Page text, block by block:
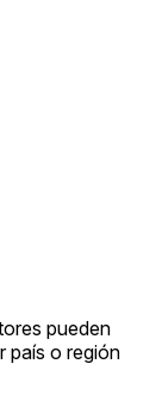
pueden
país o región